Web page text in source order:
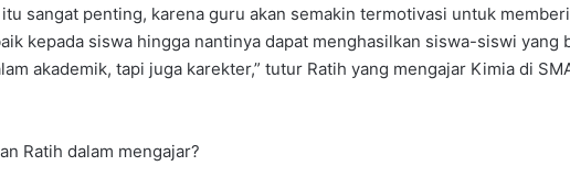
sangat penting, karena guru akan semakin termotivasi untuk
kepada siswa hingga nantinya dapat menghasilkan siswa-siswi yang
akademik, tapi juga karekter,” tutur Ratih yang mengajar Kimia di
Ratih dalam mengajar?